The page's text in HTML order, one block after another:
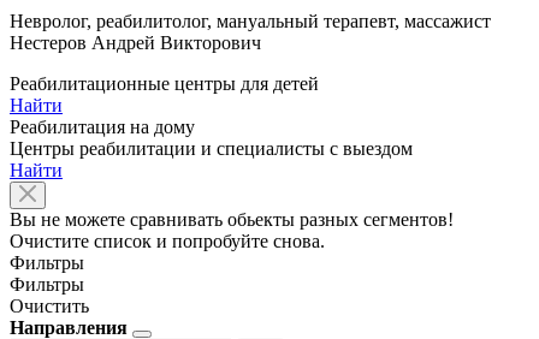
Невролог, реабилитолог, мануальный терапевт, массажист
Нестеров Андрей Викторович
Реабилитационные центры для детей
Найти
Реабилитация на дому
Центры реабилитации и специалисты с выездом
Найти
Вы не можете сравнивать обьекты разных сегментов!
Очистите список и попробуйте снова.
Фильтры
Фильтры
Очистить
Направления